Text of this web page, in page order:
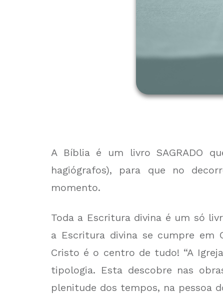
A Bíblia é um livro SAGRADO
hagiógrafos), para que no
momento.
Toda a Escritura divina é um só
a Escritura divina se cumpre em
Cristo é o centro de tudo! “A
tipologia. Esta descobre nas
plenitude dos tempos, na pessoa